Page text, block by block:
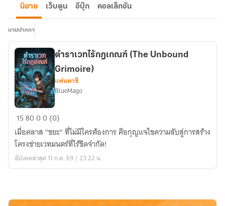
นิยาย เว็บตูน อีบุ๊ก คอลเล็กชัน
นามปากกา
ตำรา
เวท
ไร้
กฎ
เกณฑ์
Grimoire)
ตำราเวทไร้กฎเกณฑ์ (The Unbound
Grimoire)
แฟนตาซี
BlueMago
158000 (0)
เมื่อคลาส "ขยะ" ที่ไม่มีใครต้องการ คือกุญแจไขความลับสู่การสร้าง
โครงข่ายเวทมนตร์ที่ไร้ขีดจำกัด!
อัปเดตล่าสุด 11 ก.ค. 69 / 23:22 น.